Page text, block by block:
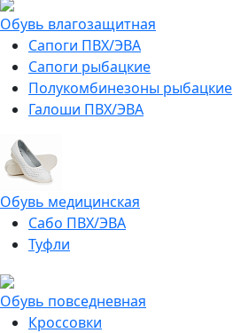
Обувь влагозащитная
Сапоги ПВХ/ЭВА
Сапоги рыбацкие
Полукомбинезоны рыбацкие
Галоши ПВХ/ЭВА
Обувь медицинская
Сабо ПВХ/ЭВА
Туфли
Обувь повседневная
Кроссовки